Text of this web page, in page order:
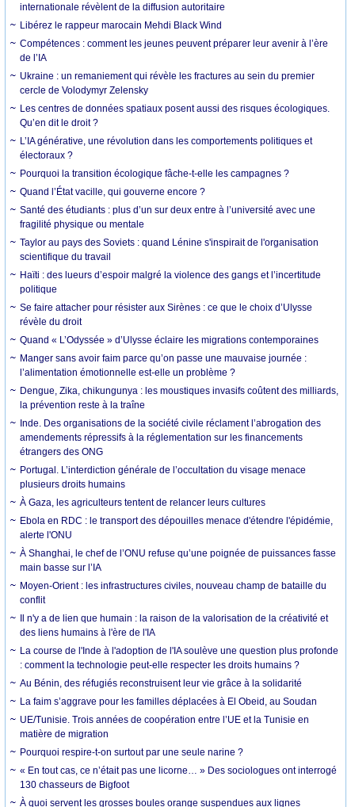
internationale révèlent de la diffusion autoritaire
Libérez le rappeur marocain Mehdi Black Wind
Compétences : comment les jeunes peuvent préparer leur avenir à l’ère
de l’IA
Ukraine : un remaniement qui révèle les fractures au sein du premier
cercle de Volodymyr Zelensky
Les centres de données spatiaux posent aussi des risques écologiques.
Qu’en dit le droit ?
L’IA générative, une révolution dans les comportements politiques et
électoraux ?
Pourquoi la transition écologique fâche-t-elle les campagnes ?
Quand l’État vacille, qui gouverne encore ?
Santé des étudiants : plus d’un sur deux entre à l’université avec une
fragilité physique ou mentale
Taylor au pays des Soviets : quand Lénine s'inspirait de l'organisation
scientifique du travail
Haïti : des lueurs d’espoir malgré la violence des gangs et l’incertitude
politique
Se faire attacher pour résister aux Sirènes : ce que le choix d’Ulysse
révèle du droit
Quand « L’Odyssée » d’Ulysse éclaire les migrations contemporaines
Manger sans avoir faim parce qu’on passe une mauvaise journée :
l’alimentation émotionnelle est-elle un problème ?
Dengue, Zika, chikungunya : les moustiques invasifs coûtent des milliards,
la prévention reste à la traîne
Inde. Des organisations de la société civile réclament l’abrogation des
amendements répressifs à la réglementation sur les financements
étrangers des ONG
Portugal. L’interdiction générale de l’occultation du visage menace
plusieurs droits humains
À Gaza, les agriculteurs tentent de relancer leurs cultures
Ebola en RDC : le transport des dépouilles menace d'étendre l'épidémie,
alerte l'ONU
À Shanghai, le chef de l’ONU refuse qu’une poignée de puissances fasse
main basse sur l’IA
Moyen-Orient : les infrastructures civiles, nouveau champ de bataille du
conflit
Il n'y a de lien que humain : la raison de la valorisation de la créativité et
des liens humains à l'ère de l'IA
La course de l'Inde à l'adoption de l'IA soulève une question plus profonde
: comment la technologie peut-elle respecter les droits humains ?
Au Bénin, des réfugiés reconstruisent leur vie grâce à la solidarité
La faim s’aggrave pour les familles déplacées à El Obeid, au Soudan
UE/Tunisie. Trois années de coopération entre l’UE et la Tunisie en
matière de migration
Pourquoi respire-t-on surtout par une seule narine ?
« En tout cas, ce n’était pas une licorne… » Des sociologues ont interrogé
130 chasseurs de Bigfoot
À quoi servent les grosses boules orange suspendues aux lignes